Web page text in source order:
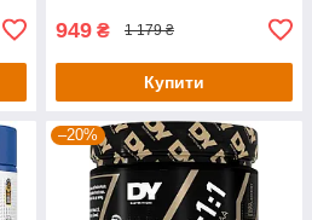
949 ₴ 1 179 ₴
Купити
–20%